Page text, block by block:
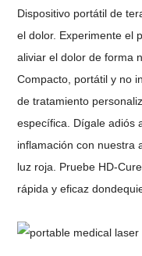
Dispositivo portátil de
el dolor. Experimente el
aliviar el dolor de forma
Compacto, portátil y no
de tratamiento
específica. Dígale adiós
inflamación con nuestra
luz roja. Pruebe HD-
rápida y eficaz